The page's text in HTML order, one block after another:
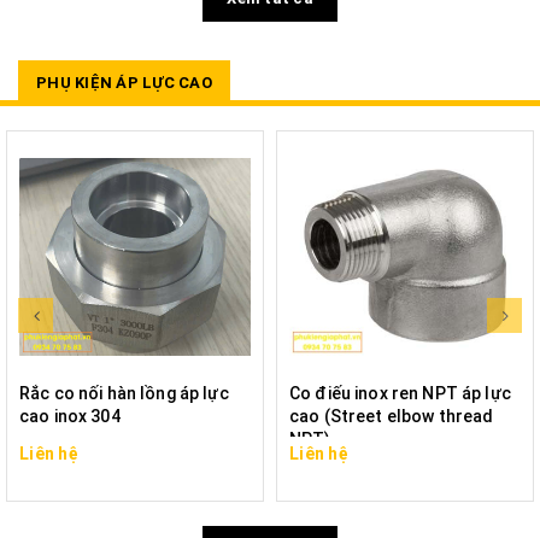
PHỤ KIỆN ÁP LỰC CAO
Rắc co nối hàn lồng áp lực
cao inox 304
Liên hệ
Co điếu inox ren NPT áp lực
cao (Street elbow thread
NPT)
Liên hệ